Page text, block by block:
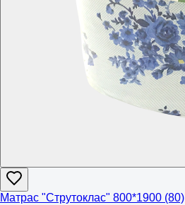
Матрас "Струтоклас" 800*1900 (80)